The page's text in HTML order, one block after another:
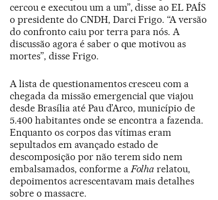
cercou e executou um a um”, disse ao EL PAÍS
o presidente do CNDH, Darci Frigo. “A versão
do confronto caiu por terra para nós. A
discussão agora é saber o que motivou as
mortes”, disse Frigo.
A lista de questionamentos cresceu com a
chegada da missão emergencial que viajou
desde Brasília até Pau d’Arco, município de
5.400 habitantes onde se encontra a fazenda.
Enquanto os corpos das vítimas eram
sepultados em avançado estado de
descomposição por não terem sido nem
embalsamados, conforme aFolha relatou,
depoimentos acrescentavam mais detalhes
sobre o massacre.